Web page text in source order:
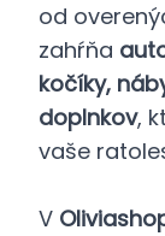
od
zahŕňa
kočíky,
doplnkov,
vaše
V